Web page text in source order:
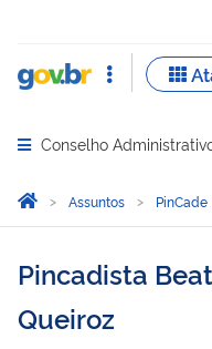
Abrir menu principal
Conselho
Você está aqui:
Página Inicial
Assuntos PinCade
Pincadista
Queiroz